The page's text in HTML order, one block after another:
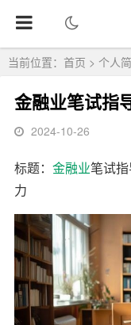
当前位置： 首页 > 个人
金融业笔试指
2024-10-26
标题： 金融业笔试
力